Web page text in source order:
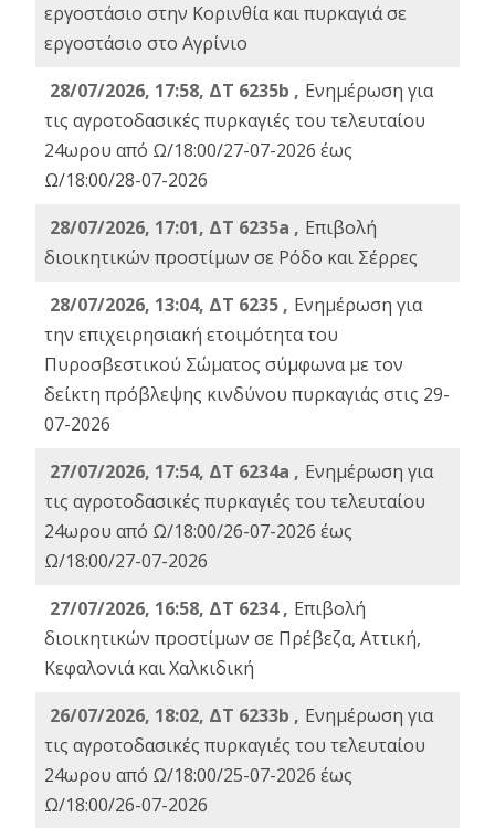
εργοστάσιο στην Κορινθία και πυρκαγιά σε
εργοστάσιο στο Αγρίνιο
28/07/2026, 17:58, ΔΤ 6235b , Ενημέρωση για
τις αγροτοδασικές πυρκαγιές του τελευταίου
24ωρου από Ω/18:00/27-07-2026 έως
Ω/18:00/28-07-2026
28/07/2026, 17:01, ΔΤ 6235a , Eπιβολή
διοικητικών προστίμων σε Ρόδο και Σέρρες
28/07/2026, 13:04, ΔΤ 6235 , Ενημέρωση για
την επιχειρησιακή ετοιμότητα του
Πυροσβεστικού Σώματος σύμφωνα με τον
δείκτη πρόβλεψης κινδύνου πυρκαγιάς στις 29-
07-2026
27/07/2026, 17:54, ΔΤ 6234a , Ενημέρωση για
τις αγροτοδασικές πυρκαγιές του τελευταίου
24ωρου από Ω/18:00/26-07-2026 έως
Ω/18:00/27-07-2026
27/07/2026, 16:58, ΔΤ 6234 , Eπιβολή
διοικητικών προστίμων σε Πρέβεζα, Αττική,
Κεφαλονιά και Χαλκιδική
26/07/2026, 18:02, ΔΤ 6233b , Ενημέρωση για
τις αγροτοδασικές πυρκαγιές του τελευταίου
24ωρου από Ω/18:00/25-07-2026 έως
Ω/18:00/26-07-2026